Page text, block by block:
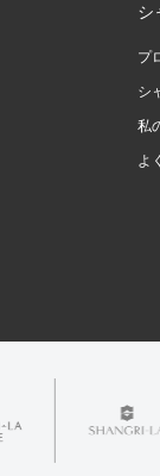
シ
プ
シ
私
よ